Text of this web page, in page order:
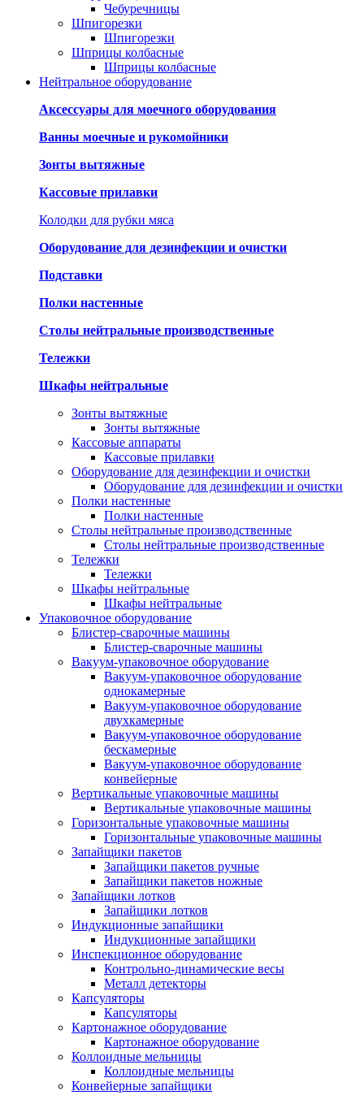
Чебуречницы
Шпигорезки
Шпигорезки
Шприцы колбасные
Шприцы колбасные
Нейтральное оборудование
Аксессуары для моечного оборудования
Ванны моечные и рукомойники
Зонты вытяжные
Кассовые прилавки
Колодки для рубки мяса
Оборудование для дезинфекции и очистки
Подставки
Полки настенные
Столы нейтральные производственные
Тележки
Шкафы нейтральные
Зонты вытяжные
Зонты вытяжные
Кассовые аппараты
Кассовые прилавки
Оборудование для дезинфекции и очистки
Оборудование для дезинфекции и очистки
Полки настенные
Полки настенные
Столы нейтральные производственные
Столы нейтральные производственные
Тележки
Тележки
Шкафы нейтральные
Шкафы нейтральные
Упаковочное оборудование
Блистер-сварочные машины
Блистер-сварочные машины
Вакуум-упаковочное оборудование
Вакуум-упаковочное оборудование
однокамерные
Вакуум-упаковочное оборудование
двухкамерные
Вакуум-упаковочное оборудование
беcкамерные
Вакуум-упаковочное оборудование
конвейерные
Вертикальные упаковочные машины
Вертикальные упаковочные машины
Горизонтальные упаковочные машины
Горизонтальные упаковочные машины
Запайщики пакетов
Запайщики пакетов ручные
Запайщики пакетов ножные
Запайщики лотков
Запайщики лотков
Индукционные запайщики
Индукционные запайщики
Инспекционное оборудование
Контрольно-динамические весы
Металл детекторы
Капсуляторы
Капсуляторы
Картонажное оборудование
Картонажное оборудование
Коллоидные мельницы
Коллоидные мельницы
Конвейерные запайщики